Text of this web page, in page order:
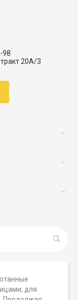
для
98
20А/3
Вся